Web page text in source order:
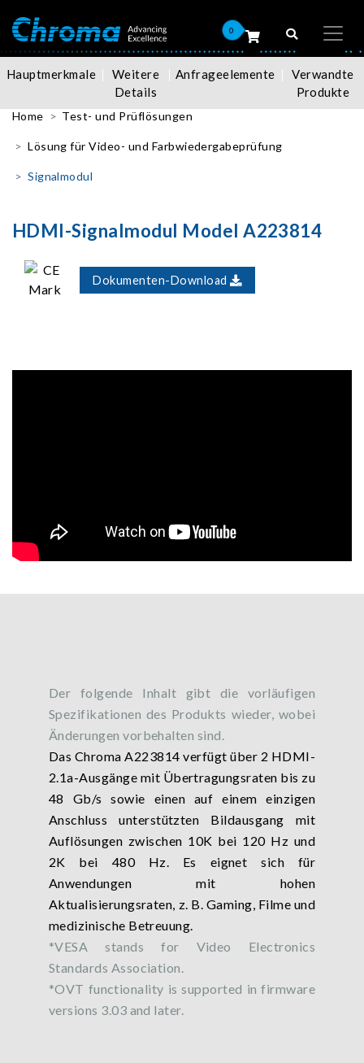
0
Hauptmerkmale
Weitere
Details
Anfrageelemente
Verwandte
Produkte
Home Test- und Prüflösungen
Lösung für Video- und Farbwiedergabeprüfung
Signalmodul
HDMI-Signalmodul Model A223814
Dokumenten-Download
Der folgende Inhalt gibt die vorläufigen
Spezifikationen des Produkts wieder, wobei
Änderungen vorbehalten sind.
Das Chroma A223814 verfügt über 2 HDMI-
2.1a-Ausgänge mit Übertragungsraten bis zu
48 Gb/s sowie einen auf einem einzigen
Anschluss unterstützten Bildausgang mit
Auflösungen zwischen 10K bei 120 Hz und
2K bei 480 Hz. Es eignet sich für
Anwendungen mit hohen
Aktualisierungsraten, z. B. Gaming, Filme und
medizinische Betreuung.
*VESA stands for Video Electronics
Standards Association.
*OVT functionality is supported in firmware
versions 3.03 and later.